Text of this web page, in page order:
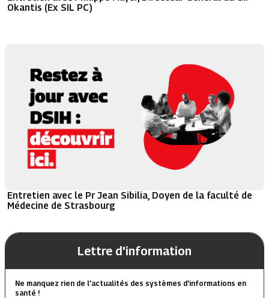
Okantis (Ex SIL PC)
Entretien avec le Pr Jean Sibilia, Doyen de la faculté de
Médecine de Strasbourg
Lettre d'information
Ne manquez rien de l’actualités des systèmes d’informations en
santé !